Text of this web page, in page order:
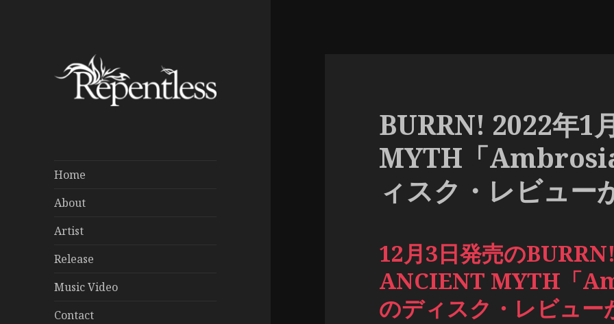
Home
About
Artist
Release
Music Video
Contact
BURRN! 2022年1
MYTH「
ィスク・レビュー
12月3日発売の
ANCIENT MYTH「
のディスク・レビュー